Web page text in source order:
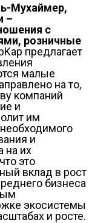
Мухаймер,
–
с
розничные
предлагает
малые
на то,
компаний
и
им
и
на их
это
вклад в рост
бизнеса
экосистемы
и росте.